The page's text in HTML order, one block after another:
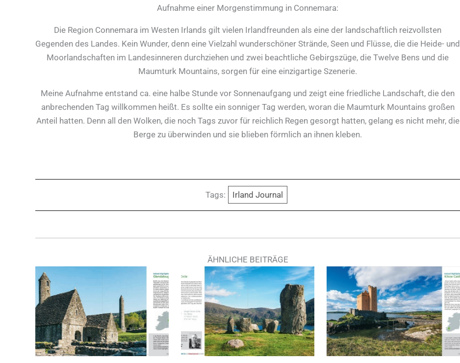
Aufnahme einer Morgenstimmung in Connemara:
Die Region Connemara im Westen Irlands gilt vielen Irlandfreunden als eine der landschaftlich reizvollsten
Gegenden des Landes. Kein Wunder, denn eine Vielzahl wunderschöner Strände, Seen und Flüsse, die die Heide- und
Moorlandschaften im Landesinneren durchziehen und zwei beachtliche Gebirgszüge, die Twelve Bens und die
Maumturk Mountains, sorgen für eine einzigartige Szenerie.
Meine Aufnahme entstand ca. eine halbe Stunde vor Sonnenaufgang und zeigt eine friedliche Landschaft, die den
anbrechenden Tag willkommen heißt. Es sollte ein sonniger Tag werden, woran die Maumturk Mountains großen
Anteil hatten. Denn all den Wolken, die noch Tags zuvor für reichlich Regen gesorgt hatten, gelang es nicht mehr, die
Berge zu überwinden und sie blieben förmlich an ihnen kleben.
Tags: Irland Journal
ÄHNLICHE BEITRÄGE